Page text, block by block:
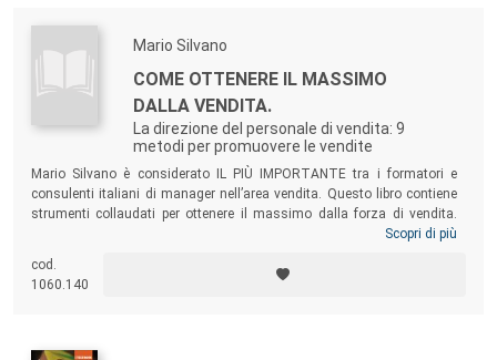
Mario Silvano
COME OTTENERE IL MASSIMO
DALLA VENDITA.
La direzione del personale di vendita: 9
metodi per promuovere le vendite
Mario Silvano è considerato IL PIÙ IMPORTANTE tra i formatori e
consulenti italiani di manager nell’area vendita. Questo libro contiene
strumenti collaudati per ottenere il massimo dalla forza di vendita.
Riuscirà prezioso a tutto il personale della Direzione centrale e
(capi area, capi distretto, ispettori e capi filiale) e ai venditori ed agenti
che vogliono crescere professionalmente.
Scopri di più
cod.
1060.140